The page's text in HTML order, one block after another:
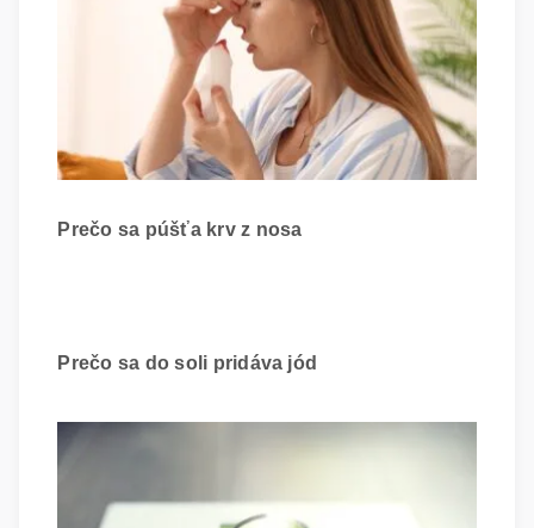
Prečo sa púšťa krv z nosa
Prečo sa do soli pridáva jód